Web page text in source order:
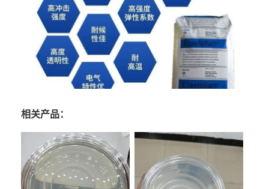
相关产品：